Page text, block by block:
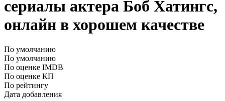
сериалы актера Боб Хатингс,
онлайн в хорошем качестве
По умолчанию
По умолчанию
По оценке IMDB
По оценке КП
По рейтингу
Дата добавления